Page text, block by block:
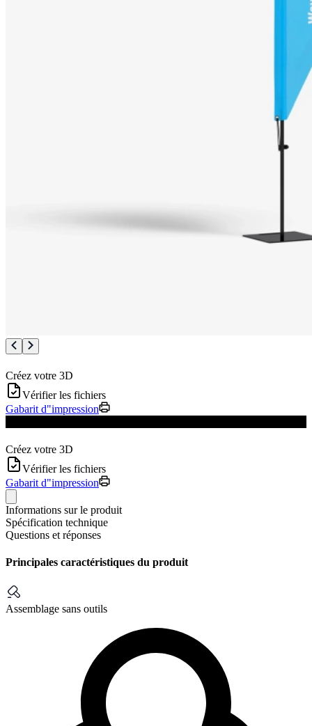
Créez votre 3D
Vérifier les fichiers
Gabarit d"impression
Créez votre 3D
Vérifier les fichiers
Gabarit d"impression
Informations sur le produit
Spécification technique
Questions et réponses
Principales caractéristiques du produit
Assemblage sans outils